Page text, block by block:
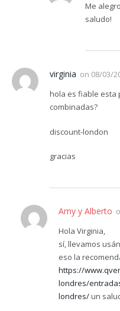
Me
saludo!
virginia on 08/03/
hola es fiable esta
combinadas?
discount-london
gracias
Amy y Alberto
Hola Virginia,
sí, llevamos
eso la
https://
londres/
londres/un